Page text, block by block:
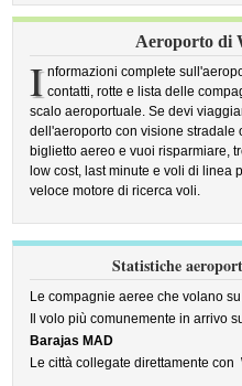
Aeroporto di
I nformazioni complete
contatti, rotte e lista delle
scalo aeroportuale. Se devi
dell'aeroporto con visione stradale
biglietto aereo e vuoi risparmiare,
low cost, last minute e voli di linea
veloce motore di ricerca voli.
Statistiche
Le compagnie aeree che volano su
Il volo più comunemente in arrivo
Barajas MAD
Le città collegate direttamente con